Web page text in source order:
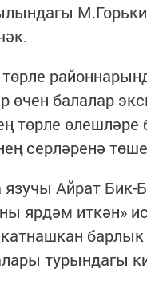
балалар
төрле
серләренә
Айрат Бик-
ярдәм иткән»
барлык
турындагы